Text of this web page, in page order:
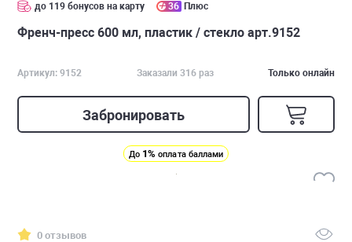
до 119 бонусов на карту 36 Плюс
Френч-пресс 600 мл, пластик / стекло арт.9152
Артикул: 9152 Заказали 316 раз Только онлайн
Забронировать
До 1% оплата баллами
0 отзывов